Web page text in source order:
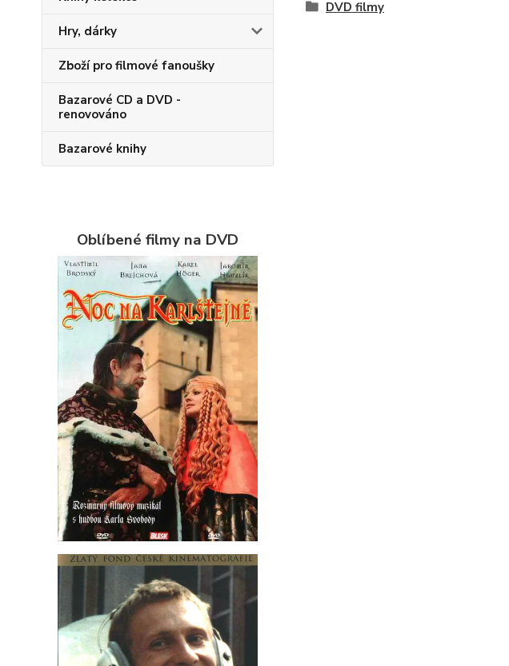
Hry, dárky
Zboží pro filmové fanoušky
Bazarové CD a DVD -
renovováno
Bazarové knihy
Oblíbené filmy na DVD
DVD filmy